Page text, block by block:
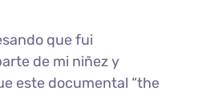
que fui
de mi niñez y
este documental “the